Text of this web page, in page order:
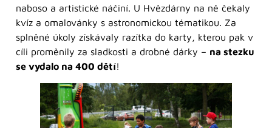
naboso a artistické náčiní. U Hvězdárny na ně čekaly
kvíz a omalovánky s astronomickou tématikou. Za
splněné úkoly získávaly razítka do karty, kterou pak v
cíli proměnily za sladkosti a drobné dárky – na stezku
se vydalo na 400 dětí!